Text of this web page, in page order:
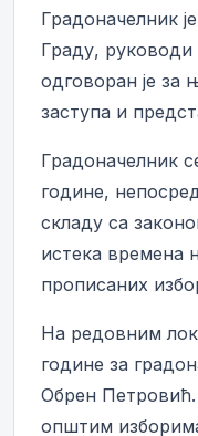
Градоначелник
Граду,
одговоран је за
заступа и
Градоначелник
године,
складу са
истека времена
прописаних
На редовним
године за
Обрен
општим